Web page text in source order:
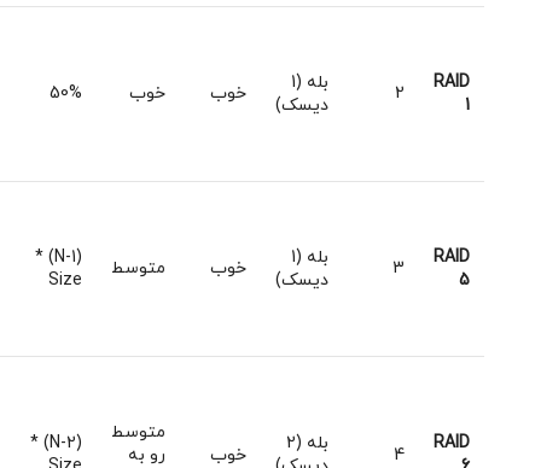
RAID
1
2
بله (1
دیسک)
خوب خوب 50%
RAID
5
3
بله (1
دیسک)
خوب متوسط
(N-1) *
Size
RAID
4
بله (2
خوب
متوسط
رو به
(N-2) *